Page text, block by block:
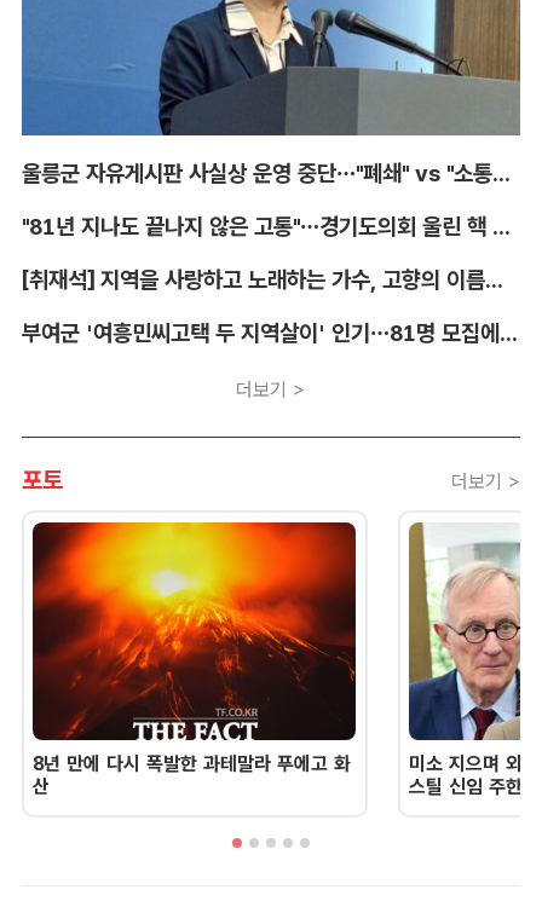
울릉군 자유게시판 사실상 운영 중단…"폐쇄" vs "소통창구 지켜야"
"81년 지나도 끝나지 않은 고통"…경기도의회 울린 핵 피해자의 증언
[취재석] 지역을 사랑하고 노래하는 가수, 고향의 이름을 남긴다
부여군 '여흥민씨고택 두 지역살이' 인기…81명 모집에 712명 몰려
더보기 >
포토 더보기 >
8년 만에 다시 폭발한 과테말라 푸에고 화
산
미소 지으며 외
스틸 신임 주한